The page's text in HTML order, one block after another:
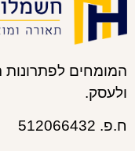
המומחים
ולעסק.
ח.פ. 512066432